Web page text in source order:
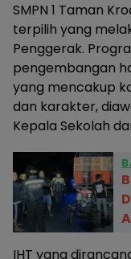
SMPN 1 Taman
terpilih yang
Penggerak.
pengembangan
yang mencakup
dan karakter,
Kepala Sekolah
IHT yang